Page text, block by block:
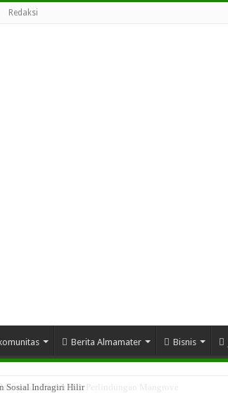
Redaksi
Berita Almamater Bisnis
Sosial Indragiri Hilir